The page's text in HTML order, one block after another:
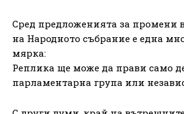
Сред предложенията за промени
на Народното събрание е една
мярка:
Реплика ще може да прави само
парламентарна група или